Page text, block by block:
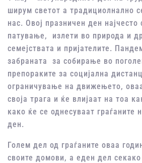
ширум светот а традициолнално
нас. Овој празничен ден најчесто
патување, излети во природа и
семејствата и пријателите.
забраната за собирање во
препораките за социјална
ограничување на движењето,
своја трага и ќе влијаат на тоа
како ќе се однесуваат граѓаните
ден.
Голем дел од граѓаните оваа
своите домови, а еден дел секако